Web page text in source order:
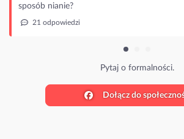
nianie?
21 odpowiedzi
Pytaj o formalności.
Dołącz do